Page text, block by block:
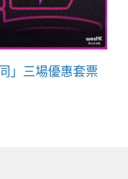
」三場優惠套票